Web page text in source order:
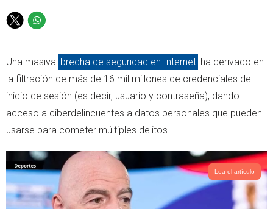
T
t
t
e
r
W
t
s
p
p
Una masiva brecha de seguridad en Internet ha derivado en
la filtración de más de 16 mil millones de credenciales de
inicio de sesión (es decir, usuario y contraseña), dando
acceso a ciberdelincuentes a datos personales que pueden
usarse para cometer múltiples delitos.
Lea el artículo